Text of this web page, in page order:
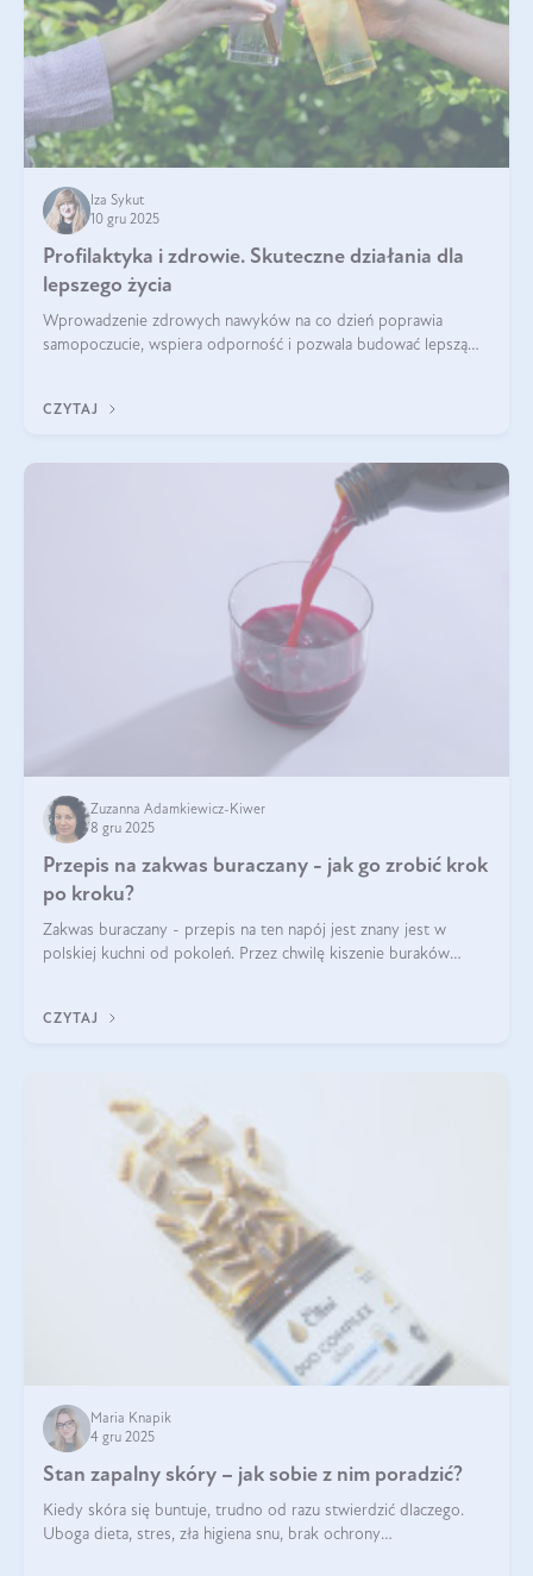
Iza Sykut
10 gru 2025
Profilaktyka i zdrowie. Skuteczne działania dla
lepszego życia
Wprowadzenie zdrowych nawyków na co dzień poprawia
samopoczucie, wspiera odporność i pozwala budować lepszą
CZYTAJ
Zuzanna Adamkiewicz-Kiwer
8 gru 2025
Przepis na zakwas buraczany - jak go zrobić krok
po kroku?
Zakwas buraczany - przepis na ten napój jest znany jest w
polskiej kuchni od pokoleń. Przez chwilę kiszenie buraków
CZYTAJ
Maria Knapik
4 gru 2025
Stan zapalny skóry – jak sobie z nim poradzić?
Kiedy skóra się buntuje, trudno od razu stwierdzić dlaczego.
Uboga dieta, stres, zła higiena snu, brak ochrony